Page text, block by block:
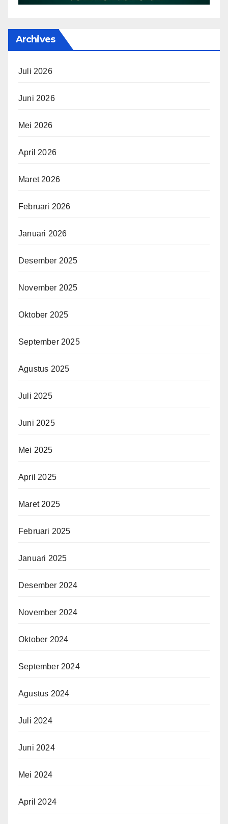
Archives
Juli 2026
Juni 2026
Mei 2026
April 2026
Maret 2026
Februari 2026
Januari 2026
Desember 2025
November 2025
Oktober 2025
September 2025
Agustus 2025
Juli 2025
Juni 2025
Mei 2025
April 2025
Maret 2025
Februari 2025
Januari 2025
Desember 2024
November 2024
Oktober 2024
September 2024
Agustus 2024
Juli 2024
Juni 2024
Mei 2024
April 2024